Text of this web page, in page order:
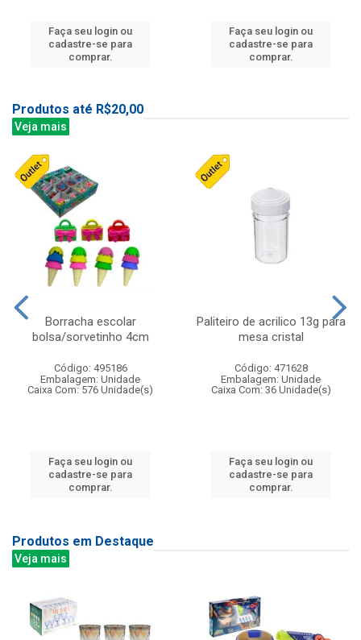
Faça seu login ou
cadastre-se para
comprar.
Faça seu login ou
cadastre-se para
comprar.
Produtos até R$20,00
Veja mais
Borracha escolar
bolsa/sorvetinho 4cm
Código: 495186
Embalagem: Unidade
Caixa Com: 576 Unidade(s)
Faça seu login ou
cadastre-se para
comprar.
Paliteiro de acrilico 13g para
mesa cristal
Código: 471628
Embalagem: Unidade
Caixa Com: 36 Unidade(s)
Faça seu login ou
cadastre-se para
comprar.
Produtos em Destaque
Veja mais